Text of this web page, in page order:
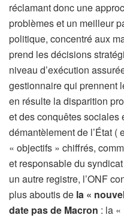
réclamant donc une
problèmes et un meilleur
politique, concentré aux
prend les décisions
niveau d’exécution
gestionnaire qui prennent
en résulte la disparition
et des conquêtes sociales
démantèlement de l’État
« objectifs » chiffrés,
et responsable du
un autre registre, l’ONF
plus aboutis de la «
date pas de Macron : la